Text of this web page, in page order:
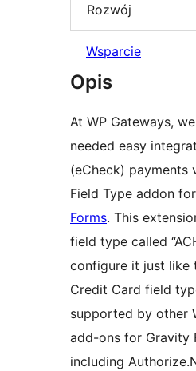
Rozwój
Wsparcie
Opis
At WP Gateways,
needed easy
(eCheck) payments
Field Type addon for
Forms. This
field type called
configure it just like
Credit Card field
supported by other
add-ons for Gravity
including